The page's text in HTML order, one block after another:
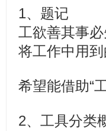
1、题记
工欲善其事
将工作中用
希望能借助“
2、工具分类